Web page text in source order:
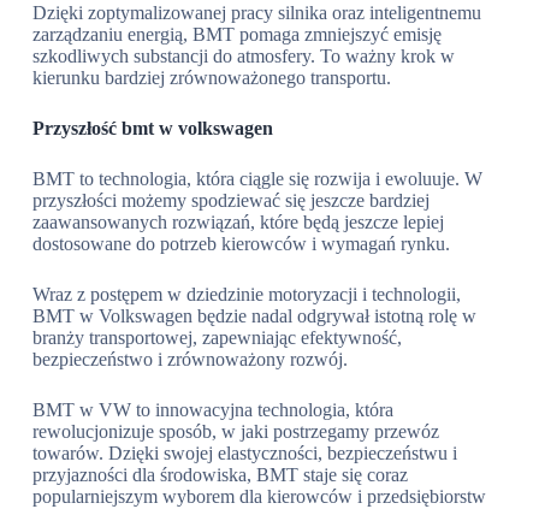
Dzięki zoptymalizowanej pracy silnika oraz inteligentnemu
zarządzaniu energią, BMT pomaga zmniejszyć emisję
szkodliwych substancji do atmosfery. To ważny krok w
kierunku bardziej zrównoważonego transportu.
Przyszłość bmt w volkswagen
BMT to technologia, która ciągle się rozwija i ewoluuje. W
przyszłości możemy spodziewać się jeszcze bardziej
zaawansowanych rozwiązań, które będą jeszcze lepiej
dostosowane do potrzeb kierowców i wymagań rynku.
Wraz z postępem w dziedzinie motoryzacji i technologii,
BMT w Volkswagen będzie nadal odgrywał istotną rolę w
branży transportowej, zapewniając efektywność,
bezpieczeństwo i zrównoważony rozwój.
BMT w VW to innowacyjna technologia, która
rewolucjonizuje sposób, w jaki postrzegamy przewóz
towarów. Dzięki swojej elastyczności, bezpieczeństwu i
przyjazności dla środowiska, BMT staje się coraz
popularniejszym wyborem dla kierowców i przedsiębiorstw